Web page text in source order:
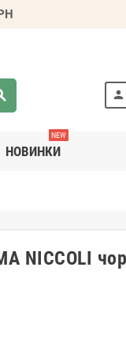
person
НОВИНКИ
NEW
NICCOLI